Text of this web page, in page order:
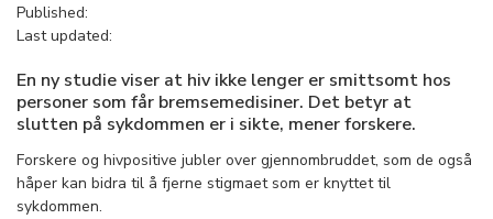
Published:
Last updated:
En ny studie viser at hiv ikke lenger er smittsomt hos
personer som får bremsemedisiner. Det betyr at
slutten på sykdommen er i sikte, mener forskere.
Forskere og hivpositive jubler over gjennombruddet, som de også
håper kan bidra til å fjerne stigmaet som er knyttet til
sykdommen.